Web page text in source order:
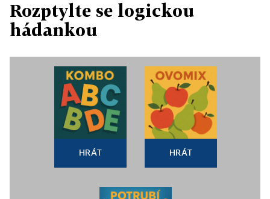
Rozptylte se logickou
hádankou
HRÁT HRÁT